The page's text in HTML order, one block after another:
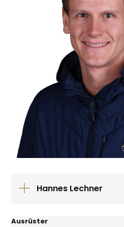
Hannes Lechner
Ausrüster